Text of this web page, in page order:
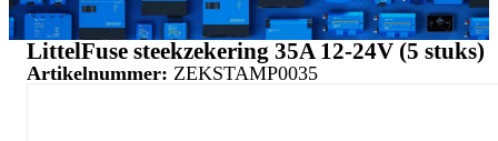
LittelFuse steekzekering 35A 12-24V (5 stuks)
Artikelnummer: ZEKSTAMP0035